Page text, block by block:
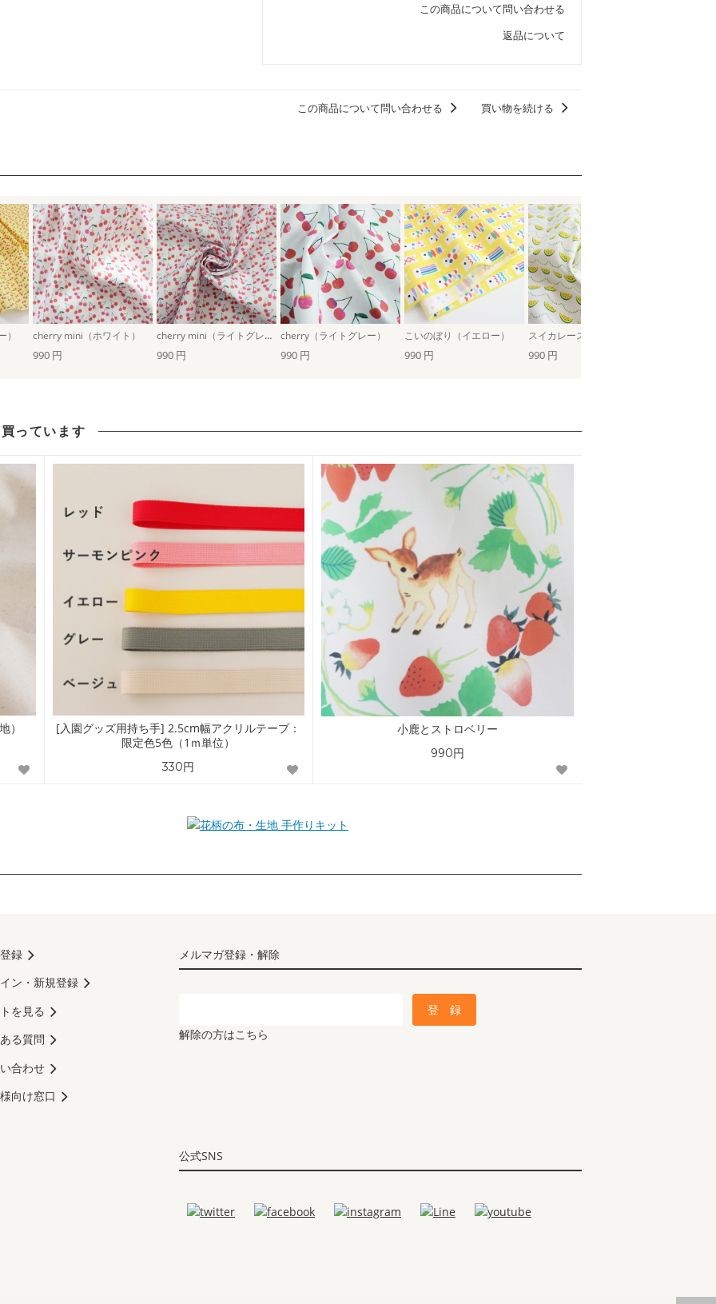
この商品について問い合わせる
返品について
この商品について問い合わせる 買い物を続ける
cherry mini（ホワイト） cherry mini（ライトグレー） cherry（ライトグレー） こいのぼり（イエロー） スイカレース（イエロー）
990 円 990 円 990 円 990 円 990 円
っています
）
[入園グッズ用持ち手] 2.5cm幅アクリルテープ：
限定色5色（1ｍ単位）
330円
小鹿とストロベリー
990円
手作りキット
メルマガ登録・解除
解除の方はこちら
録
ン・新規登録
を見る
る質問
合わせ
向け窓口
公式SNS